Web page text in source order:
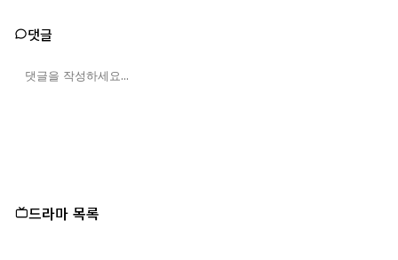
댓글
드라마 목록